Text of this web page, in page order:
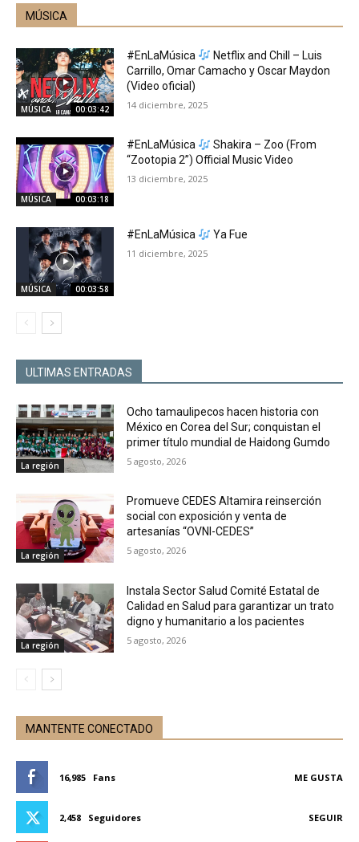
MÚSICA
MÚSICA 00:03:42
#EnLaMúsica
Netflix and Chill – Luis
Carrillo, Omar Camacho y Oscar Maydon
(Video oficial)
14 diciembre, 2025
MÚSICA 00:03:18
#EnLaMúsica
Shakira – Zoo (From
“Zootopia 2”) Official Music Video
13 diciembre, 2025
MÚSICA 00:03:58
#EnLaMúsica Ya Fue
11 diciembre, 2025
ULTIMAS ENTRADAS
La región
Ocho tamaulipecos hacen historia con
México en Corea del Sur; conquistan el
primer título mundial de Haidong Gumdo
5 agosto, 2026
La región
Promueve CEDES Altamira reinserción
social con exposición y venta de
artesanías “OVNI-CEDES”
5 agosto, 2026
La región
Instala Sector Salud Comité Estatal de
Calidad en Salud para garantizar un trato
digno y humanitario a los pacientes
5 agosto, 2026
MANTENTE CONECTADO
16,985 Fans ME GUSTA
2,458 Seguidores SEGUIR